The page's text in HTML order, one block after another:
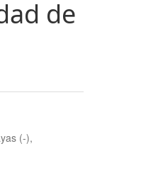
de
(-),